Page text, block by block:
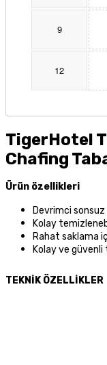
9
12
TigerHotel
Chafing
Ürün özellikleri
Devrimci
Kolay
Rahat saklama
Kolay ve güvenli
TEKNİK ÖZELLİ KLER